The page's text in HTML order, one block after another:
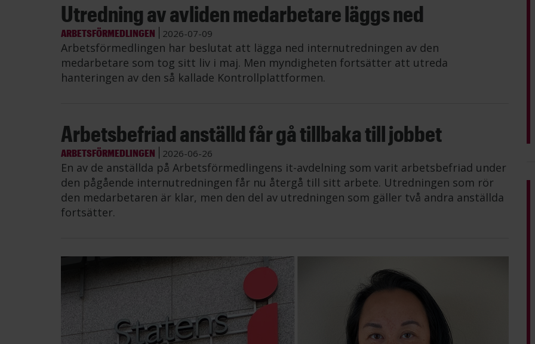
Utredning av avliden medarbetare läggs ned
ARBETSFÖRMEDLINGEN 2026-07-09
Arbetsförmedlingen har beslutat att lägga ned internutredningen av den
medarbetare som tog sitt liv i maj. Men myndigheten fortsätter att utreda
hanteringen av den så kallade Kontrollplattformen.
Arbetsbefriad anställd får gå tillbaka till jobbet
ARBETSFÖRMEDLINGEN 2026-06-26
En av de anställda på Arbetsförmedlingens it-avdelning som varit arbetsbefriad under
den pågående internutredningen får nu återgå till sitt arbete. Utredningen som rör
den medarbetaren är klar, men den del av utredningen som gäller två andra anställda
fortsätter.